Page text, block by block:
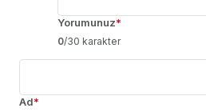
Yorumunuz*
0/30 karakter
Ad*